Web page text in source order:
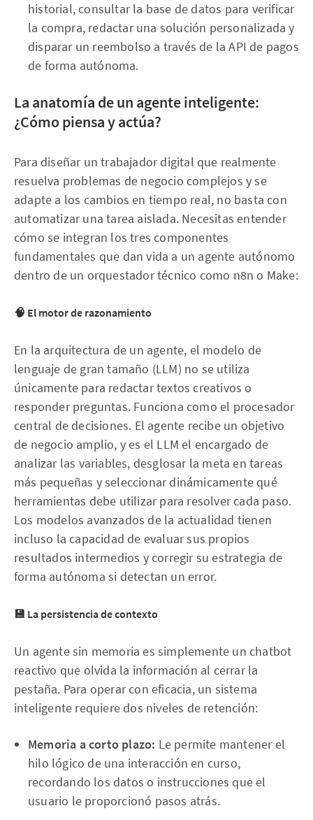
historial, consultar la base de datos para verificar
la compra, redactar una solución personalizada y
disparar un reembolso a través de la API de pagos
de forma autónoma.
La anatomía de un agente inteligente:
¿Cómo piensa y actúa?
Para diseñar un trabajador digital que realmente
resuelva problemas de negocio complejos y se
adapte a los cambios en tiempo real, no basta con
automatizar una tarea aislada. Necesitas entender
cómo se integran los tres componentes
fundamentales que dan vida a un agente autónomo
dentro de un orquestador técnico como n8n o Make:
🧠 El motor de razonamiento
En la arquitectura de un agente, el modelo de
lenguaje de gran tamaño (LLM) no se utiliza
únicamente para redactar textos creativos o
responder preguntas. Funciona como el procesador
central de decisiones. El agente recibe un objetivo
de negocio amplio, y es el LLM el encargado de
analizar las variables, desglosar la meta en tareas
más pequeñas y seleccionar dinámicamente qué
herramientas debe utilizar para resolver cada paso.
Los modelos avanzados de la actualidad tienen
incluso la capacidad de evaluar sus propios
resultados intermedios y corregir su estrategia de
forma autónoma si detectan un error.
💾 La persistencia de contexto
Un agente sin memoria es simplemente un chatbot
reactivo que olvida la información al cerrar la
pestaña. Para operar con eficacia, un sistema
inteligente requiere dos niveles de retención:
Memoria a corto plazo: Le permite mantener el
hilo lógico de una interacción en curso,
recordando los datos o instrucciones que el
usuario le proporcionó pasos atrás.